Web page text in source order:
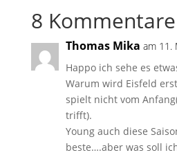
8 Kommentare
Thomas Mika am 11.
Happo ich sehe es
Warum wird Eisfeld
spielt nicht vom
trifft).
Young auch diese
beste….aber was soll